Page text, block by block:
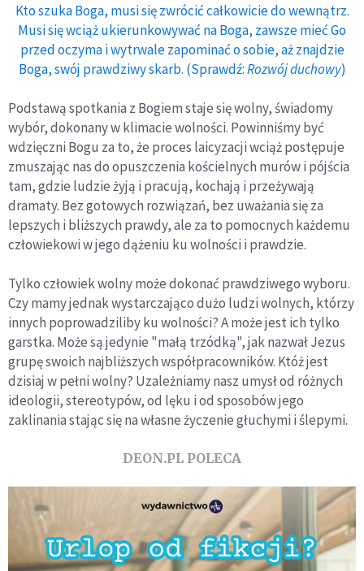
Kto szuka Boga, musi się zwrócić całkowicie do wewnątrz.
Musi się wciąż ukierunkowywać na Boga, zawsze mieć Go
przed oczyma i wytrwale zapominać o sobie, aż znajdzie
Boga, swój prawdziwy skarb. (Sprawdź:Rozwój duchowy)
Podstawą spotkania z Bogiem staje się wolny, świadomy
wybór, dokonany w klimacie wolności. Powinniśmy być
wdzięczni Bogu za to, że proces laicyzacji wciąż postępuje
zmuszając nas do opuszczenia kościelnych murów i pójścia
tam, gdzie ludzie żyją i pracują, kochają i przeżywają
dramaty. Bez gotowych rozwiązań, bez uważania się za
lepszych i bliższych prawdy, ale za to pomocnych każdemu
człowiekowi w jego dążeniu ku wolności i prawdzie.
Tylko człowiek wolny może dokonać prawdziwego wyboru.
Czy mamy jednak wystarczająco dużo ludzi wolnych, którzy
innych poprowadziliby ku wolności? A może jest ich tylko
garstka. Może są jedynie "małą trzódką", jak nazwał Jezus
grupę swoich najbliższych współpracowników. Któż jest
dzisiaj w pełni wolny? Uzależniamy nasz umysł od różnych
ideologii, stereotypów, od lęku i od sposobów jego
zaklinania stając się na własne życzenie głuchymi i ślepymi.
DEON.PL POLECA